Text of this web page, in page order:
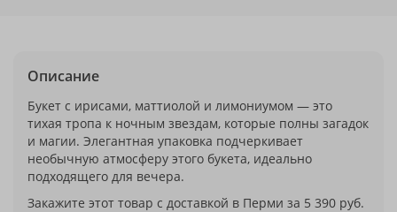
Описание
Букет с ирисами, маттиолой и лимониумом — это
тихая тропа к ночным звездам, которые полны загадок
и магии. Элегантная упаковка подчеркивает
необычную атмосферу этого букета, идеально
подходящего для вечера.
Закажите этот товар с доставкой в Перми за 5 390 руб.